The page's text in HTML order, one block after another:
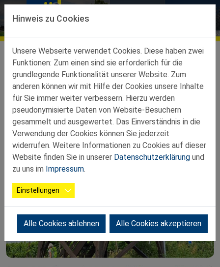
Direkt zur Hauptnavigation springen
Direkt zum Inhalt springen
Bildergalerien
Ortsgruppen
Ortsgruppen-Teilbez-St-Peter-Au Wolfsbach Galerie
2025 07 11 Landeswandertag
Hinweis zu Cookies
Unsere Webseite verwendet Cookies. Diese haben zwei
Funktionen: Zum einen sind sie erforderlich für die
grundlegende Funktionalität unserer Website. Zum
anderen können wir mit Hilfe der Cookies unsere Inhalte
für Sie immer weiter verbessern. Hierzu werden
pseudonymisierte Daten von Website-Besuchern
gesammelt und ausgewertet. Das Einverständnis in die
Verwendung der Cookies können Sie jederzeit
widerrufen. Weitere Informationen zu Cookies auf dieser
Website finden Sie in unserer Datenschutzerklärung und
zu uns im Impressum.
Einstellungen
Alle Cookies ablehnen Alle Cookies akzeptieren